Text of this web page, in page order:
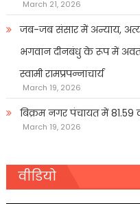
March 21, 2026
जब-जब संसार में अन्याय,
भगवान दीनबंधु के रूप में
स्वामी रामप्रपन्नाचार्य
March 19, 2026
बिक्रम नगर पंचायत में 81.59
March 19, 2026
वीडियो